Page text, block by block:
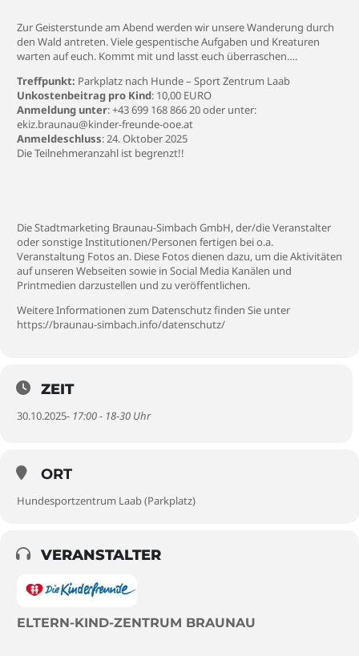
Zur Geisterstunde am Abend werden wir unsere Wanderung durch
den Wald antreten. Viele gespentische Aufgaben und Kreaturen
warten auf euch. Kommt mit und lasst euch überraschen….
Treffpunkt: Parkplatz nach Hunde – Sport Zentrum Laab
Unkostenbeitrag pro Kind: 10,00 EURO
Anmeldung unter: +43 699 168 866 20 oder unter:
ekiz.braunau@kinder-freunde-ooe.at
Anmeldeschluss: 24. Oktober 2025
Die Teilnehmeranzahl ist begrenzt!!
Die Stadtmarketing Braunau-Simbach GmbH, der/die Veranstalter
oder sonstige Institutionen/Personen fertigen bei o.a.
Veranstaltung Fotos an. Diese Fotos dienen dazu, um die Aktivitäten
auf unseren Webseiten sowie in Social Media Kanälen und
Printmedien darzustellen und zu veröffentlichen.
Weitere Informationen zum Datenschutz finden Sie unter
https://braunau-simbach.info/datenschutz/
ZEIT
30.10.2025- 17:00 - 18-30 Uhr
ORT
Hundesportzentrum Laab (Parkplatz)
VERANSTALTER
ELTERN-KIND-ZENTRUM BRAUNAU